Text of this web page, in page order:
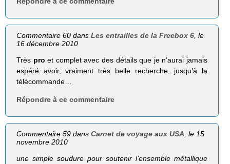
Commentaire 60 dansLes entrailles de la Freebox 6 , le
16 décembre 2010
Très pro et complet avec des détails que je n’aurai jamais
espéré avoir, vraiment très belle recherche, jusqu’à la
télécommande…
Répondre à ce commentaire
Commentaire 59 dansCarnet de voyage aux USA , le 15
novembre 2010
une simple sou­dure pour sou­te­nir l’ensemble métal­lique